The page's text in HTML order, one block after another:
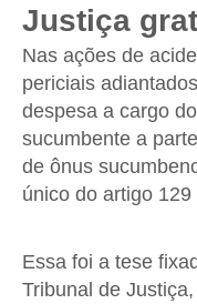
Justiça
Nas ações de
periciais
despesa a cargo
sucumbente a
de ônus
único do artigo
Essa foi a tese
Tribunal de